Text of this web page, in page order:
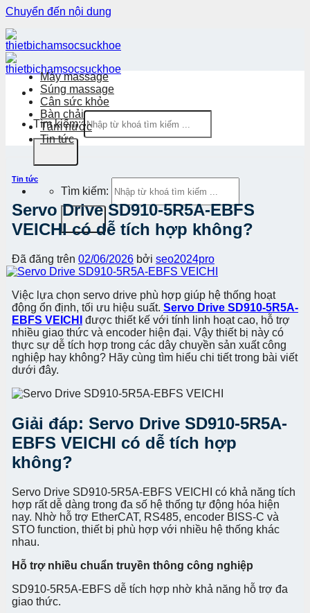
Chuyển đến nội dung
Tìm kiếm:
Tìm kiếm:
Máy massage
Súng massage
Cân sức khỏe
Bàn chải
Tăm nước
Tin tức
Tin tức
Servo Drive SD910-5R5A-EBFS
VEICHI có dễ tích hợp không?
Đã đăng trên 02/06/2026 bởi seo2024pro
Việc lựa chọn servo drive phù hợp giúp hệ thống hoạt
động ổn định, tối ưu hiệu suất. Servo Drive SD910-5R5A-
EBFS VEICHI
được thiết kế với tính linh hoạt cao, hỗ trợ
nhiều giao thức và encoder hiện đại. Vậy thiết bị này có
thực sự dễ tích hợp trong các dây chuyền sản xuất công
nghiệp hay không? Hãy cùng tìm hiểu chi tiết trong bài viết
dưới đây.
Giải đáp: Servo Drive SD910-5R5A-
EBFS VEICHI có dễ tích hợp
không?
Servo Drive SD910-5R5A-EBFS VEICHI có khả năng tích
hợp rất dễ dàng trong đa số hệ thống tự động hóa hiện
nay. Nhờ hỗ trợ EtherCAT, RS485, encoder BISS-C và
STO function, thiết bị phù hợp với nhiều hệ thống khác
nhau.
Hỗ trợ nhiều chuẩn truyền thông công nghiệp
SD910-5R5A-EBFS dễ tích hợp nhờ khả năng hỗ trợ đa
giao thức.